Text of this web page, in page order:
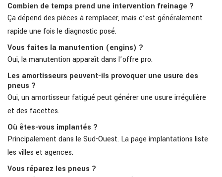
Combien de temps prend une intervention freinage ?
Ça dépend des pièces à remplacer, mais c’est généralement
rapide une fois le diagnostic posé.
Vous faites la manutention (engins) ?
Oui, la manutention apparaît dans l’offre pro.
Les amortisseurs peuvent-ils provoquer une usure des
pneus ?
Oui, un amortisseur fatigué peut générer une usure irrégulière
et des facettes.
Où êtes-vous implantés ?
Principalement dans le Sud-Ouest. La page implantations liste
les villes et agences.
Vous réparez les pneus ?